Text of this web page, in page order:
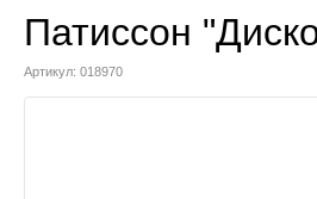
Патиссон
Артикул: 018970